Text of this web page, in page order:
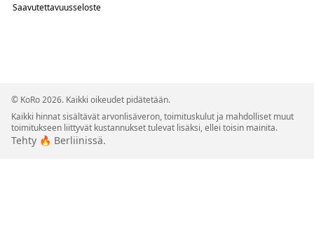
Saavutettavuusseloste
© KoRo 2026. Kaikki oikeudet pidätetään.
Kaikki hinnat sisältävät arvonlisäveron, toimituskulut ja mahdolliset muut
toimitukseen liittyvät kustannukset tulevat lisäksi, ellei toisin mainita.
Tehty 🔥 Berliinissä.